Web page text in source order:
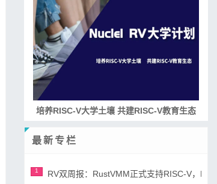
培养RISC-V大学土壤 共建RISC-V教育生态
最新专栏
1 RV双周报：RustVMM正式支持RISC-V，